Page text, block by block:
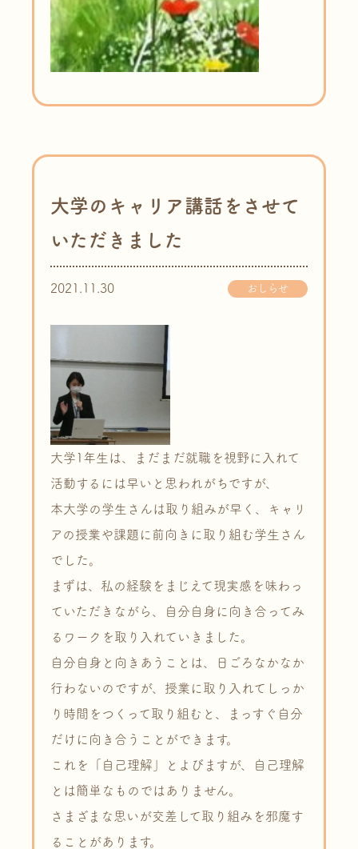
大学のキャリア講話をさせて
いただきました
2021.11.30 おしらせ
大学1年生は、まだまだ就職を視野に入れて
活動するには早いと思われがちですが、
本大学の学生さんは取り組みが早く、キャリ
アの授業や課題に前向きに取り組む学生さん
でした。
まずは、私の経験をまじえて現実感を味わっ
ていただきながら、自分自身に向き合ってみ
るワークを取り入れていきました。
自分自身と向きあうことは、日ごろなかなか
行わないのですが、授業に取り入れてしっか
り時間をつくって取り組むと、まっすぐ自分
だけに向き合うことができます。
これを「自己理解」とよびますが、自己理解
とは簡単なものではありません。
さまざまな思いが交差して取り組みを邪魔す
ることがあります。